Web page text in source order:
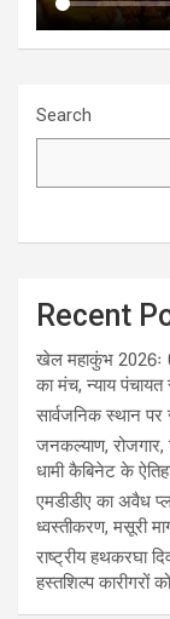
Search
Recent
खेल महाकुंभ 2026ः
का मंच, न्याय पंचायत
सार्वजनिक स्थान
जनकल्याण, रोजगार,
धामी कैबिनेट के
एमडीडीए का अवैध
ध्वस्तीकरण, मसूरी
राष्ट्रीय हथकरघा
हस्तशिल्प कारीगरों